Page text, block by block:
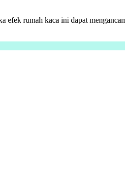
efek rumah kaca ini dapat